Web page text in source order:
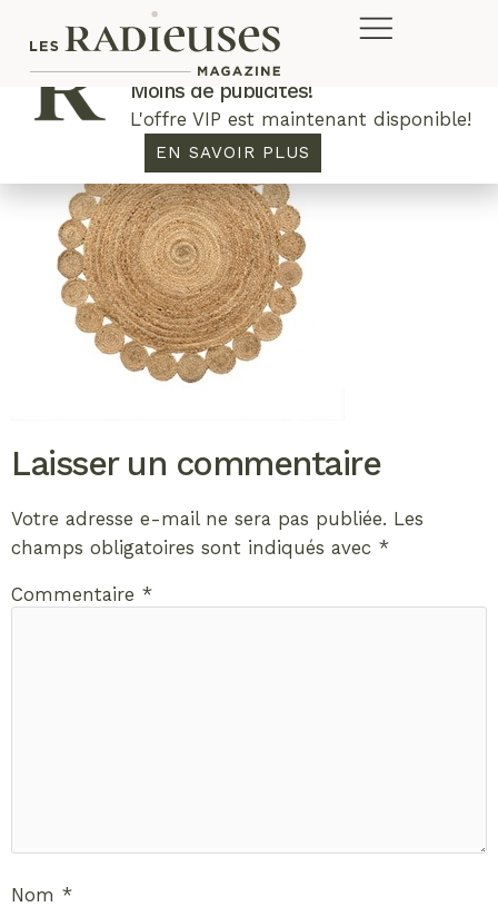
Laisser un commentaire
Votre adresse e-mail ne sera pas publiée. Les
champs obligatoires sont indiqués avec *
Commentaire *
Nom *
Plus de concours. Plus de rabais.
Moins de publicités!
L'offre VIP est maintenant disponible!
EN SAVOIR PLUS